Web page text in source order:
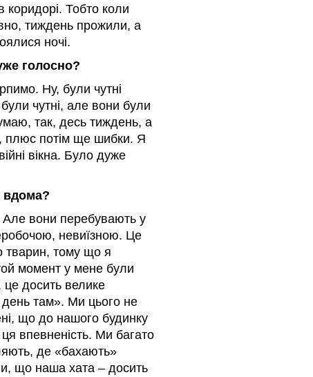
коридорі. Тобто коли
тиждень прожили, а
ночі.
голосно?
Ну, були чутні
чутні, але вони були
так, десь тиждень, а
плюс потім ще шибки. Я
вікна. Було дуже
вдома?
Але вони перебувають у
невиїзною. Це
тварин, тому що я
момент у мене були
це досить велике
там». Ми цього не
що до нашого будинку
впевненість. Ми багато
де «бахають»
що наша хата – досить